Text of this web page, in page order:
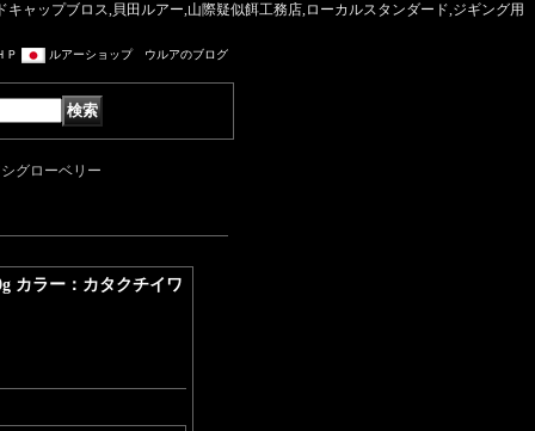
ャップブロス,貝田ルアー,山際疑似餌工務店,ローカルスタンダード,ジギング用
Ｐ ルアーショップ ウルアのブログ
グローベリー
カラー：カタクチイワ